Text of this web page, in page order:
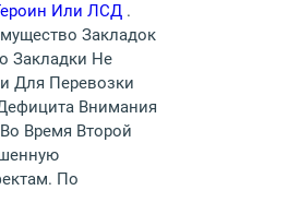
Или ЛСД .
Закладок
Закладки Не
Для Перевозки
Внимания
Время Второй
По